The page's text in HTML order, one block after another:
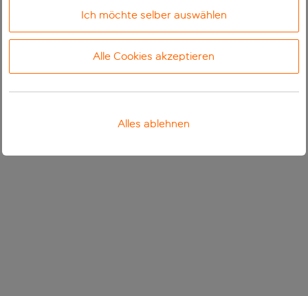
Ich möchte selber auswählen
Alle Cookies akzeptieren
Alles ablehnen